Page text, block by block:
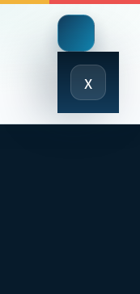
x
Close
Menu